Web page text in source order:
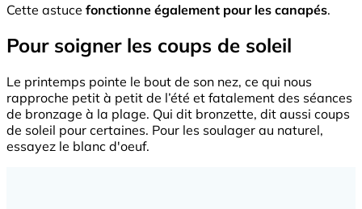
Cette astuce fonctionne également pour les canapés.
Pour soigner les coups de soleil
Le printemps pointe le bout de son nez, ce qui nous
rapproche petit à petit de l’été et fatalement des séances
de bronzage à la plage. Qui dit bronzette, dit aussi coups
de soleil pour certaines. Pour les soulager au naturel,
essayez le blanc d'oeuf.